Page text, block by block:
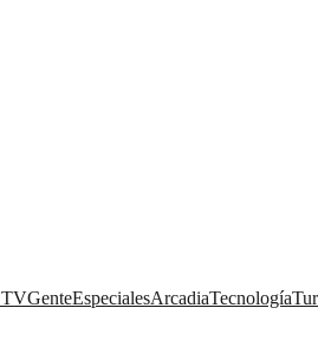
TVGenteEspecialesArcadiaTecnología